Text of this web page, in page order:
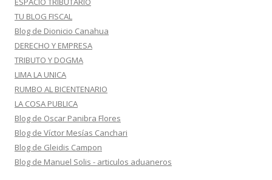
TU BLOG FISCAL
Blog de Dionicio Canahua
DERECHO Y EMPRESA
TRIBUTO Y DOGMA
LIMA LA UNICA
RUMBO AL BICENTENARIO
LA COSA PUBLICA
Blog de Oscar Panibra Flores
Blog de Víctor Mesías Canchari
Blog de Gleidis Campon
Blog de Manuel Solis - articulos aduaneros